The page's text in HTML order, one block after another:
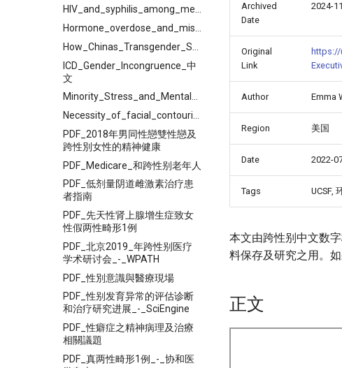
HIV_and_syphilis_among_men_who_have_sex_with_men_and_transgender_individuals_in_China
ICD_Gender_Incongruence_中
文
Minority_Stress_and_Mental_Health_among_Transgender_Persons
PDF_2018年男同性戀雙性戀及
跨性別女性的精神健康
PDF_Medicare_和跨性别老年人
PDF_低剂量阴道雌激素治疗患
者指南
PDF_先天性肾上腺增生症致女
性假两性畸形1例
PDF_北京2019_年跨性别医疗
学术研讨会_-_WPATH
PDF_性別意識與醫療現場
PDF_性别发育异常的评估诊断
和治疗研究进展_-_SciEngine
PDF_性癖症之精神病理及治療
相關議題
PDF_真两性畸形1例_-_协和医
Archived
Date
2024-
Original
Link
Author Emma
Region 美国
Date 2022-
Tags UCSF,
本文由跨性别中文数
料保存及研究之用。
正文